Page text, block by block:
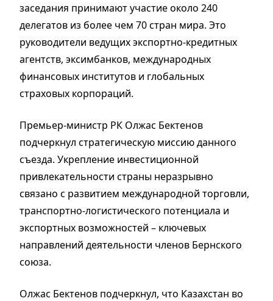
заседания принимают участие около 240
делегатов из более чем 70 стран мира. Это
руководители ведущих экспортно-кредитных
агентств, эксимбанков, международных
финансовых институтов и глобальных
страховых корпораций.
Премьер-министр РК Олжас Бектенов
подчеркнул стратегическую миссию данного
съезда. Укрепление инвестиционной
привлекательности страны неразрывно
связано с развитием международной торговли,
транспортно-логистического потенциала и
экспортных возможностей – ключевых
направлений деятельности членов Бернского
союза.
Олжас Бектенов подчеркнул, что Казахстан во